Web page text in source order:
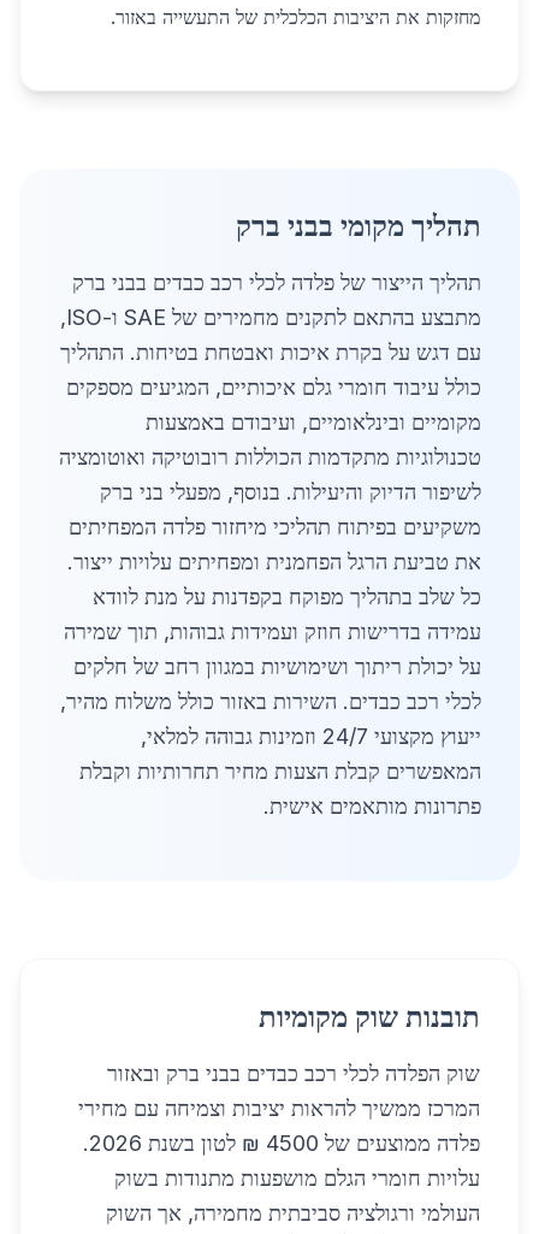
מחזקות את היציבות הכלכלית של התעשייה באזור.
תהליך מקומי בבני ברק
תהליך הייצור של פלדה לכלי רכב כבדים בבני ברק
מתבצע בהתאם לתקנים מחמירים של SAE ו-ISO,
עם דגש על בקרת איכות ואבטחת בטיחות. התהליך
כולל עיבוד חומרי גלם איכותיים, המגיעים מספקים
מקומיים ובינלאומיים, ועיבודם באמצעות
טכנולוגיות מתקדמות הכוללות רובוטיקה ואוטומציה
לשיפור הדיוק והיעילות. בנוסף, מפעלי בני ברק
משקיעים בפיתוח תהליכי מיחזור פלדה המפחיתים
את טביעת הרגל הפחמנית ומפחיתים עלויות ייצור.
כל שלב בתהליך מפוקח בקפדנות על מנת לוודא
עמידה בדרישות חוזק ועמידות גבוהות, תוך שמירה
על יכולת ריתוך ושימושיות במגוון רחב של חלקים
לכלי רכב כבדים. השירות באזור כולל משלוח מהיר,
ייעוץ מקצועי 24/7 וזמינות גבוהה למלאי,
המאפשרים קבלת הצעות מחיר תחרותיות וקבלת
פתרונות מותאמים אישית.
תובנות שוק מקומיות
שוק הפלדה לכלי רכב כבדים בבני ברק ובאזור
המרכז ממשיך להראות יציבות וצמיחה עם מחירי
פלדה ממוצעים של 4500 ₪ לטון בשנת 2026.
עלויות חומרי הגלם מושפעות מתנודות בשוק
העולמי ורגולציה סביבתית מחמירה, אך השוק